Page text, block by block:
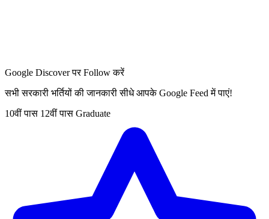
Google Discover पर Follow करें
सभी सरकारी भर्तियों की जानकारी सीधे आपके Google Feed में पाएं!
10वीं पास 12वीं पास Graduate